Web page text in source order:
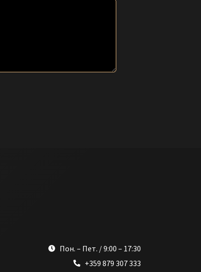
Пон. – Пет. / 9:00 – 17:30
+359 879 307 333